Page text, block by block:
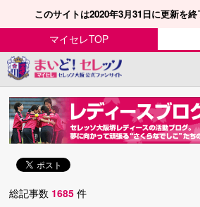
このサイトは2020年3月31日に更新を終
マイセレTOP
総記事数 1685 件